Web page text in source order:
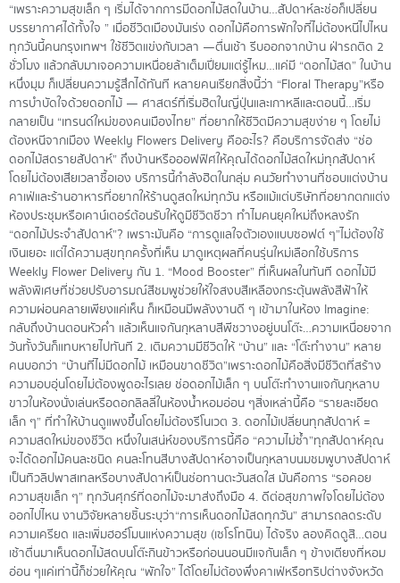
“เพราะความสุขเล็ก ๆ เริ่มได้จากการมีดอกไม้สดในบ้าน…สัปดาห์ละช่อก็เปลี่ยน
บรรยากาศได้ทั้งใจ ” เมื่อชีวิตเมืองมันเร่ง ดอกไม้คือการพักใจที่ไม่ต้องหนีไปไหน
ทุกวันนี้คนกรุงเทพฯ ใช้ชีวิตแข่งกับเวลา —ตื่นเช้า รีบออกจากบ้าน ฝ่ารถติด 2
ชั่วโมง แล้วกลับมาเจอความเหนื่อยล้าเต็มเปี่ยมแต่รู้ไหม…แค่มี “ดอกไม้สด” ในบ้าน
หนึ่งมุม ก็เปลี่ยนความรู้สึกได้ทันที หลายคนเรียกสิ่งนี้ว่า “Floral Therapy”หรือ
การบำบัดใจด้วยดอกไม้ — ศาสตร์ที่เริ่มฮิตในญี่ปุ่นและเกาหลีและตอนนี้…เริ่ม
กลายเป็น “เทรนด์ใหม่ของคนเมืองไทย” ที่อยากให้ชีวิตมีความสุขง่าย ๆ โดยไม่
ต้องหนีจากเมือง Weekly Flowers Delivery คืออะไร? คือบริการจัดส่ง “ช่อ
ดอกไม้สดรายสัปดาห์” ถึงบ้านหรือออฟฟิศให้คุณได้ดอกไม้สดใหม่ทุกสัปดาห์
โดยไม่ต้องเสียเวลาซื้อเอง บริการนี้กำลังฮิตในกลุ่ม คนวัยทำงานที่ชอบแต่งบ้าน
คาเฟ่และร้านอาหารที่อยากให้ร้านดูสดใหม่ทุกวัน หรือแม้แต่บริษัทที่อยากตกแต่ง
ห้องประชุมหรือเคาน์เตอร์ต้อนรับให้ดูมีชีวิตชีวา ทำไมคนยุคใหม่ถึงหลงรัก
“ดอกไม้ประจำสัปดาห์”? เพราะมันคือ “การดูแลใจตัวเองแบบซอฟต์ ๆ”ไม่ต้องใช้
เงินเยอะ แต่ได้ความสุขทุกครั้งที่เห็น มาดูเหตุผลที่คนรุ่นใหม่เลือกใช้บริการ
Weekly Flower Delivery กัน 1. “Mood Booster” ที่เห็นผลในทันที ดอกไม้มี
พลังพิเศษที่ช่วยปรับอารมณ์สีชมพูช่วยให้ใจสงบสีเหลืองกระตุ้นพลังสีฟ้าให้
ความผ่อนคลายเพียงแค่เห็น ก็เหมือนมีพลังงานดี ๆ เข้ามาในห้อง Imagine:
กลับถึงบ้านตอนหัวค่ำ แล้วเห็นแจกันกุหลาบสีพีชวางอยู่บนโต๊ะ…ความเหนื่อยจาก
วันทั้งวันก็แทบหายไปทันที 2. เติมความมีชีวิตให้ “บ้าน” และ “โต๊ะทำงาน” หลาย
คนบอกว่า “บ้านที่ไม่มีดอกไม้ เหมือนขาดชีวิต”เพราะดอกไม้คือสิ่งมีชีวิตที่สร้าง
ความอบอุ่นโดยไม่ต้องพูดอะไรเลย ช่อดอกไม้เล็ก ๆ บนโต๊ะทำงานแจกันกุหลาบ
ขาวในห้องนั่งเล่นหรือดอกลิลลี่ในห้องน้ำหอมอ่อน ๆสิ่งเหล่านี้คือ “รายละเอียด
เล็ก ๆ” ที่ทำให้บ้านดูแพงขึ้นโดยไม่ต้องรีโนเวต 3. ดอกไม้เปลี่ยนทุกสัปดาห์ =
ความสดใหม่ของชีวิต หนึ่งในเสน่ห์ของบริการนี้คือ “ความไม่ซ้ำ”ทุกสัปดาห์คุณ
จะได้ดอกไม้คนละชนิด คนละโทนสีบางสัปดาห์อาจเป็นกุหลาบนมชมพูบางสัปดาห์
เป็นทิวลิปพาสเทลหรือบางสัปดาห์เป็นช่อทานตะวันสดใส มันคือการ “รอคอย
ความสุขเล็ก ๆ” ทุกวันศุกร์ที่ดอกไม้จะมาส่งถึงมือ 4. ดีต่อสุขภาพใจโดยไม่ต้อง
ออกไปไหน งานวิจัยหลายชิ้นระบุว่า“การเห็นดอกไม้สดทุกวัน” สามารถลดระดับ
ความเครียด และเพิ่มฮอร์โมนแห่งความสุข (เซโรโทนิน) ได้จริง ลองคิดดูสิ…ตอน
เช้าตื่นมาเห็นดอกไม้สดบนโต๊ะกินข้าวหรือก่อนนอนมีแจกันเล็ก ๆ ข้างเตียงที่หอม
อ่อน ๆแค่เท่านี้ก็ช่วยให้คุณ “พักใจ” ได้โดยไม่ต้องพึ่งคาเฟ่หรือทริปต่างจังหวัด